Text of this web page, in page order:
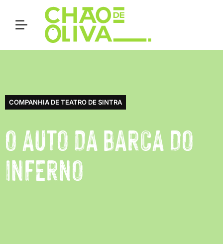
COMPANHIA DE TEATRO DE SINTRA
O AUTO DA BARCA DO
INFERNO